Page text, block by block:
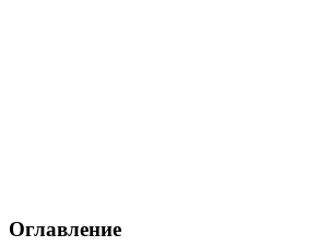
Оглавление